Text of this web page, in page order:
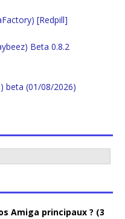
[Redpill]
Beta 0.8.2
beta (01/08/2026)
Amiga principaux ? (3